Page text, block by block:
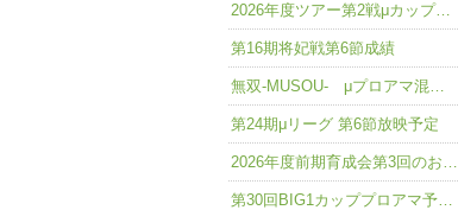
2026年度ツアー第2戦μカップ…
第16期将妃戦第6節成績
無双-MUSOU- μプロアマ混…
第24期μリーグ 第6節放映予定
2026年度前期育成会第3回のお…
第30回BIG1カッププロアマ予…